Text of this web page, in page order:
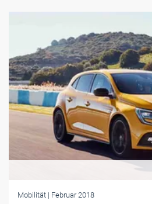
Mobilität | Februar 2018